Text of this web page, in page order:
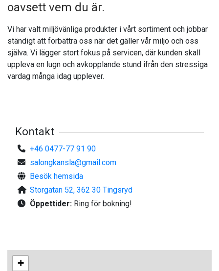
oavsett vem du är.
Vi har valt miljövänliga produkter i vårt sortiment och jobbar
ständigt att förbättra oss när det gäller vår miljö och oss
själva. Vi lägger stort fokus på servicen, där kunden skall
uppleva en lugn och avkopplande stund ifrån den stressiga
vardag många idag upplever.
Kontakt
+46 0477-77 91 90
salongkansla@gmail.com
Besök hemsida
Storgatan 52, 362 30 Tingsryd
Öppettider: Ring för bokning!
+